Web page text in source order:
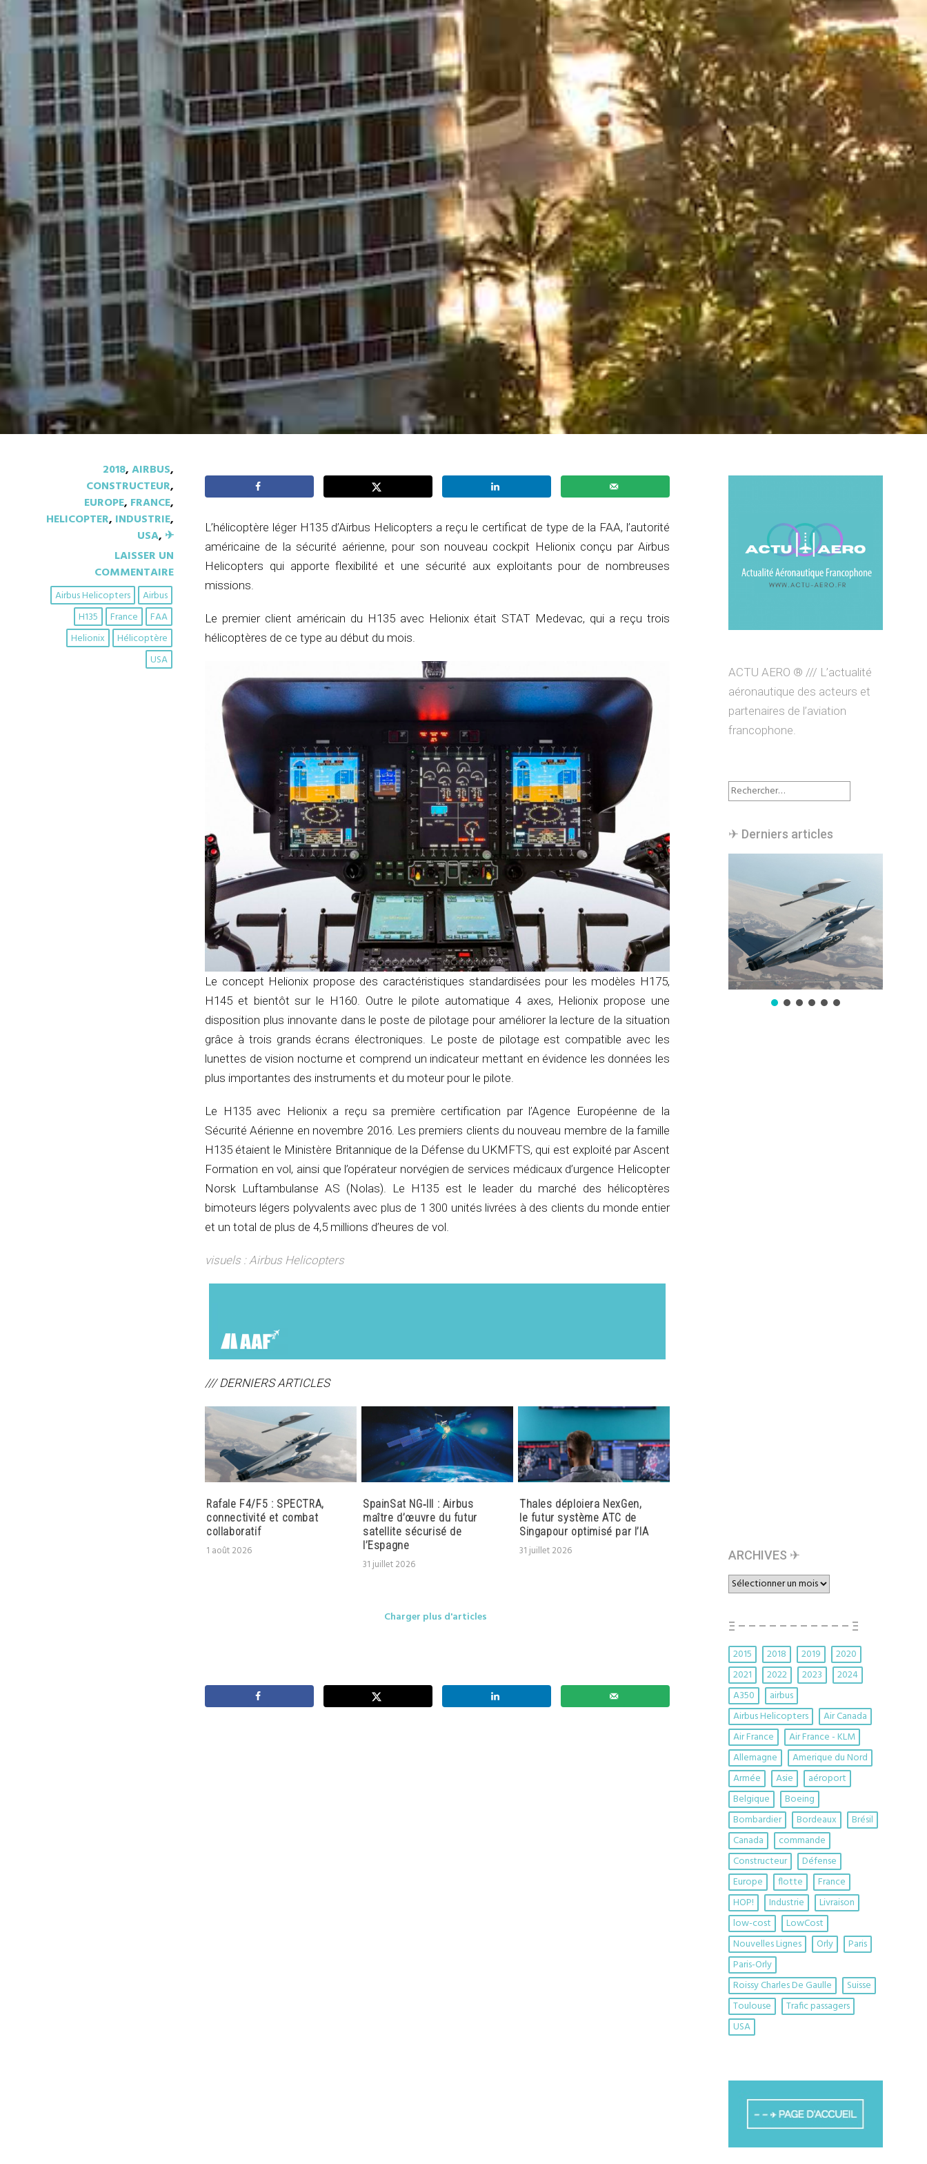
/// Le H135 reçoit la certification FAA pour la suite avionique
Helionix
1 mars 2018
Lire la Suite
2018,AIRBUS,
CONSTRUCTEUR,
EUROPE, FRANCE,
HELICOPTER, INDUSTRIE,
USA, ✈︎
LAISSER UN
COMMENTAIRE
Airbus
Airbus Helicopters
FAA
France
H135
Hélicoptère
Helionix
USA
L’hélicoptère léger H135 d’Airbus Helicopters a reçu le certificat de type de la FAA, l’autorité
américaine de la sécurité aérienne, pour son nouveau cockpit Helionix conçu par Airbus
Helicopters qui apporte flexibilité et une sécurité aux exploitants pour de nombreuses
missions.
Le premier client américain du H135 avec Helionix était STAT Medevac, qui a reçu trois
hélicoptères de ce type au début du mois.
Le concept Helionix propose des caractéristiques standardisées pour les modèles H175,
H145 et bientôt sur le H160. Outre le pilote automatique 4 axes, Helionix propose une
disposition plus innovante dans le poste de pilotage pour améliorer la lecture de la situation
grâce à trois grands écrans électroniques. Le poste de pilotage est compatible avec les
lunettes de vision nocturne et comprend un indicateur mettant en évidence les données les
plus importantes des instruments et du moteur pour le pilote.
Le H135 avec Helionix a reçu sa première certification par l’Agence Européenne de la
Sécurité Aérienne en novembre 2016. Les premiers clients du nouveau membre de la famille
H135 étaient le Ministère Britannique de la Défense du UKMFTS, qui est exploité par Ascent
Formation en vol, ainsi que l’opérateur norvégien de services médicaux d’urgence Helicopter
Norsk Luftambulanse AS (Nolas). Le H135 est le leader du marché des hélicoptères
bimoteurs légers polyvalents avec plus de 1 300 unités livrées à des clients du monde entier
et un total de plus de 4,5 millions d’heures de vol.
visuels : Airbus Helicopters
/// DERNIERS ARTICLES
Rafale F4/F5 : SPECTRA,
connectivité et combat
collaboratif
1 août 2026
SpainSat NG‑III : Airbus
maître d’œuvre du futur
satellite sécurisé de
l’Espagne
31 juillet 2026
Thales déploiera NexGen,
le futur système ATC de
Singapour optimisé par l’IA
31 juillet 2026
Charger plus d'articles
ACTU AERO ® /// L’actualité
aéronautique des acteurs et
partenaires de l’aviation
francophone.
Rechercher :
✈︎ Derniers articles
ARCHIVES ✈︎
ARCHIVES
✈︎
Ξ – – – – – – – – – – – Ξ
2015 2018 2019
2020
2021
2022 2023
2024
A350
airbus
Airbus Helicopters
Air Canada
Air France
Air France - KLM
Allemagne
Amerique du Nord
Armée
Asie
aéroport
Belgique
Boeing
Bombardier
Bordeaux
Brésil
Canada
commande
Constructeur
Défense
Europe
flotte
France
HOP!
Industrie
Livraison
low-cost
LowCost
Nouvelles Lignes
Orly
Paris
Paris-Orly
Roissy Charles De Gaulle
Suisse
Toulouse
Trafic passagers
USA